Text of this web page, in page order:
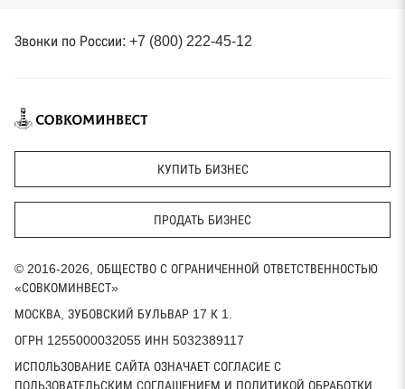
Звонки по России: +7 (800) 222-45-12
КУПИТЬ БИЗНЕС
ПРОДАТЬ БИЗНЕС
© 2016-2026, ОБЩЕСТВО С ОГРАНИЧЕННОЙ ОТВЕТСТВЕННОСТЬЮ
«СОВКОМИНВЕСТ»
МОСКВА, ЗУБОВСКИЙ БУЛЬВАР 17 К 1.
ОГРН 1255000032055 ИНН 5032389117
ИСПОЛЬЗОВАНИЕ САЙТА ОЗНАЧАЕТ СОГЛАСИЕ С
ПОЛЬЗОВАТЕЛЬСКИМ СОГЛАШЕНИЕМ И ПОЛИТИКОЙ ОБРАБОТКИ